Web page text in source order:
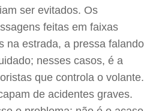
ser evitados. Os
feitas em faixas
na estrada, a pressa falando
nesses casos, é a
que controla o volante.
de acidentes graves.